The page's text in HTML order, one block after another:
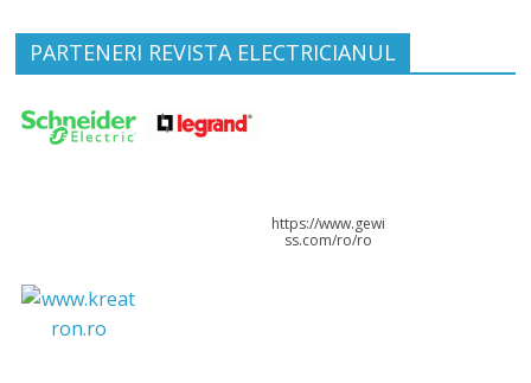
PARTENERI REVISTA ELECTRICIANUL
https://www.gewi
ss.com/ro/ro